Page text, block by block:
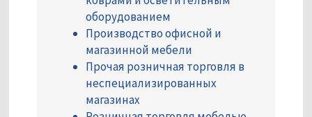
оборудованием
Производство офисной и
магазинной мебели
Прочая розничная торговля в
неспециализированных
магазинах